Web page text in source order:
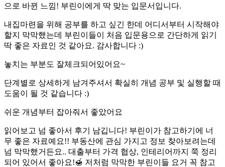
으로 바뀐 느낌! 부린이에게 딱 맞는 입문서입니다.
내집마련을 위해 공부를 하고 싶긴 한데 어디서부터 시작해야
할지 막막했는데 부린이들이 처음 입문용으로 간단하게 읽기
딱 좋은 자료인 것 같아요. 감사합니다 :)
놓치는 부분도 잘체크되어있어요~
단계별로 상세하게 남겨주셔서 확실히 개념 공부 및 실행할 때
도움이 될 것 같습니다 :)
쉬운 개념부터 잡아줘서 좋았어요
읽어보고 넘 좋아서 후기 남깁니다! 부린이가 참고하기에 너
무 좋은 자료예요!! 부동산에 관심 가지고 정보 찾아보려는데
넘 막막했거든요.. 대출부터 가격 협상, 인테리어까지 쭉 정리
되어 있어서 좋아요!🍯 저처럼 막막한 부린이들 요거 꼭 참고